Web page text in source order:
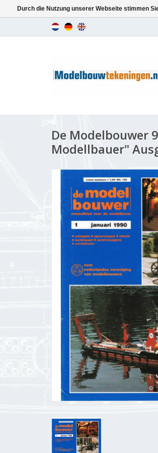
De Modelbouwer
Modellbauer"
Durch die Nutzung unserer Webseite stimmen